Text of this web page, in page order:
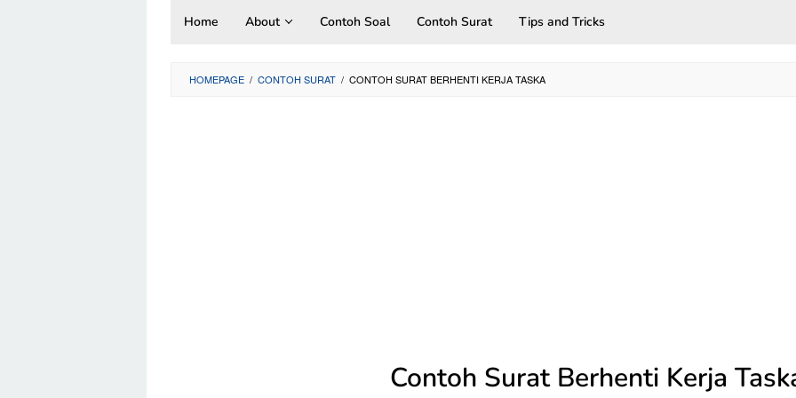
Home About Contoh Soal Contoh Surat Tips and Tricks
HOMEPAGE / CONTOH SURAT / CONTOH SURAT BERHENTI KERJA TASKA
Contoh Surat Berhenti Kerja